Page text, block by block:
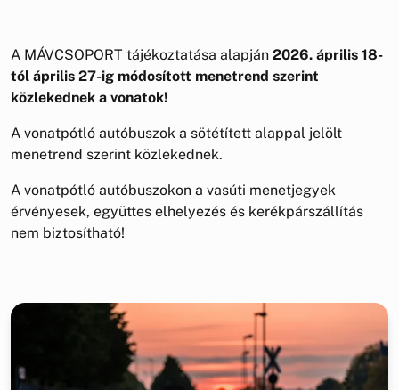
A MÁVCSOPORT tájékoztatása alapján 2026. április 18-
tól április 27-ig módosított menetrend szerint
közlekednek a vonatok!
A vonatpótló autóbuszok a sötétített alappal jelölt
menetrend szerint közlekednek.
A vonatpótló autóbuszokon a vasúti menetjegyek
érvényesek, együttes elhelyezés és kerékpárszállítás
nem biztosítható!